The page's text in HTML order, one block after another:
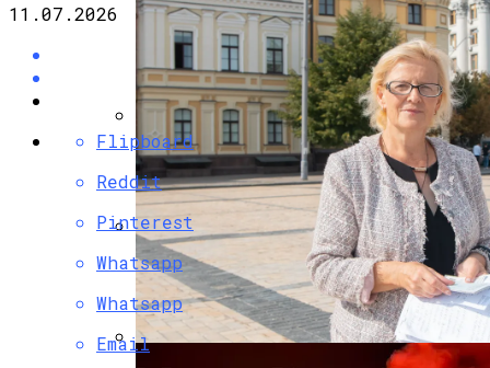
G7 Договорились Регулировать
Искусственный Интеллект
Коронавирус В США Оказался
Смертоноснее «испанки» 1918 Года
11.07.2026
Flipboard
Reddit
Pinterest
Whatsapp
Whatsapp
Email